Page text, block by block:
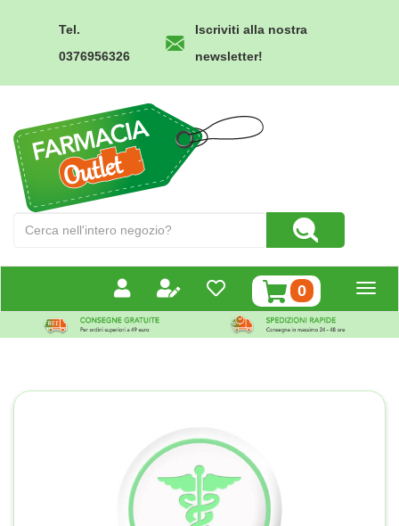
Tel.
0376956326
Iscriviti alla nostra
newsletter!
Outlet
Prodotto
Cerca Prodotto
0prodotti
inseriti